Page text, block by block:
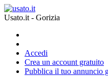
Usato.it - Gorizia
Accedi
Crea un account gratuito
Pubblica il tuo annuncio